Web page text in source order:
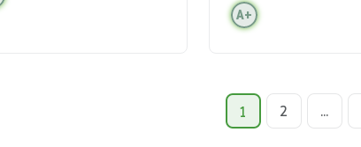
A+
1 2 ...